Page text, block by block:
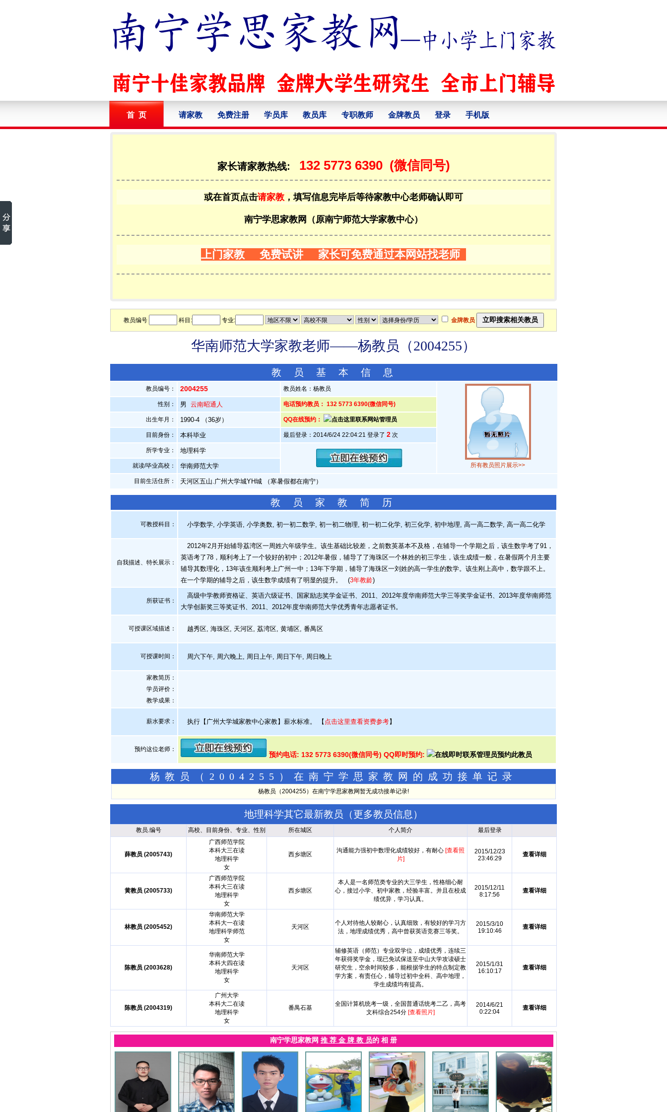
首 页 请家教 免费注册 学员库 教员库 专职教师 金牌教员 登录 手机版
家长请家教热线: 132 5773 6390(微信同号)
或在首页点击请家教 ，填写信息完毕后等待家教中心老师确认即可
南宁学思家教网（原南宁师范大学家教中心）
上门家教 免费试讲 家长可免费通过本网站找老师
教员编号 科目: 专业: 金牌教员
华南师范大学家教老师——杨教员（2004255）
教 员 基 本 信 息
教员编号： 2004255 教员姓名：杨教员
所有教员照片展示>>
性别： 男 云南昭通人 电话预约教员： 132 5773 6390(微信同号)
出生年月： 1990-4 （36岁） QQ在线预约：
目前身份： 本科毕业 最后登录：2014/6/24 22:04:21 登录了 2次
所学专业： 地理科学
就读/毕业高校： 华南师范大学
目前生活住所： 天河区五山.广州大学城YH城 （寒暑假都在南宁）
教 员 家 教 简 历
可教授科目： 小学数学, 小学英语, 小学奥数, 初一初二数学, 初一初二物理, 初一初二化学, 初三化学, 初中地理, 高一高二数学, 高一高二化学
自我描述、特长展示 ：
2012年2月开始辅导荔湾区一周姓六年级学生。该生基础比较差，之前数英基本不及格，在辅导一个学期之后，该生数学考了91，
英语考了78，顺利考上了一个较好的初中；2012年暑假，辅导了了海珠区一个林姓的初三学生，该生成绩一般，在暑假两个月主要
辅导其数理化，13年该生顺利考上广州一中；13年下学期，辅导了海珠区一刘姓的高一学生的数学。该生刚上高中，数学跟不上。
在一个学期的辅导之后，该生数学成绩有了明显的提升。
(3年教龄)
所获证书 ：
高级中学教师资格证、英语六级证书、国家励志奖学金证书、2011、2012年度华南师范大学三等奖学金证书、2013年度华南师范
大学创新奖三等奖证书、2011、2012年度华南师范大学优秀青年志愿者证书。
可授课区域描述： 越秀区, 海珠区, 天河区, 荔湾区, 黄埔区, 番禺区
可授课时间： 周六下午, 周六晚上, 周日上午, 周日下午, 周日晚上
家教简历：
学员评价：
教学成果：
薪水要求： 执行【广州大学城家教中心家教】薪水标准。 【 点击这里查看资费参考】
预约这位老师：
预约电话: 132 5773 6390(微信同号) QQ即时预约:
杨教员（2004255）在南宁学思家教网的成功接单记录
杨教员（2004255）在南宁学思家教网暂无成功接单记录!
地理科学其它最新教员（更多教员信息 ）
教员.编号 高校、目前身份、专业、性别 所在城区 个人简介 最后登录
薛教员 (2005743)
广西师范学院
本科大三在读
地理科学
女
西乡塘区
沟通能力强初中数理化成绩较好，有耐心 [查看照
片]
2015/12/23
23:46:29
查看详细
黄教员 (2005733)
广西师范学院
本科大三在读
地理科学
女
西乡塘区
本人是一名师范类专业的大三学生，性格细心耐
心，接过小学、初中家教，经验丰富。并且在校成
绩优异，学习认真。
2015/12/11
8:17:56
查看详细
林教员 (2005452)
华南师范大学
本科大一在读
地理科学师范
女
天河区
个人对待他人较耐心，认真细致，有较好的学习方
法，地理成绩优秀，高中曾获英语竞赛三等奖。
2015/3/10
19:10:46
查看详细
陈教员 (2003628)
华南师范大学
本科大四在读
地理科学
女
天河区
辅修英语（师范）专业双学位，成绩优秀，连续三
年获得奖学金，现已免试保送至中山大学攻读硕士
研究生，空余时间较多，能根据学生的特点制定教
学方案，有责任心，辅导过初中全科、高中地理，
学生成绩均有提高。
2015/1/31
16:10:17
查看详细
陈教员 (2004319)
广州大学
本科大二在读
地理科学
女
番禺石基
全国计算机统考一级，全国普通话统考二乙，高考
文科综合254分 [查看照片]
2014/6/21
0:22:04
查看详细
南宁学思家教网 推 荐 金 牌 教 员的 相 册